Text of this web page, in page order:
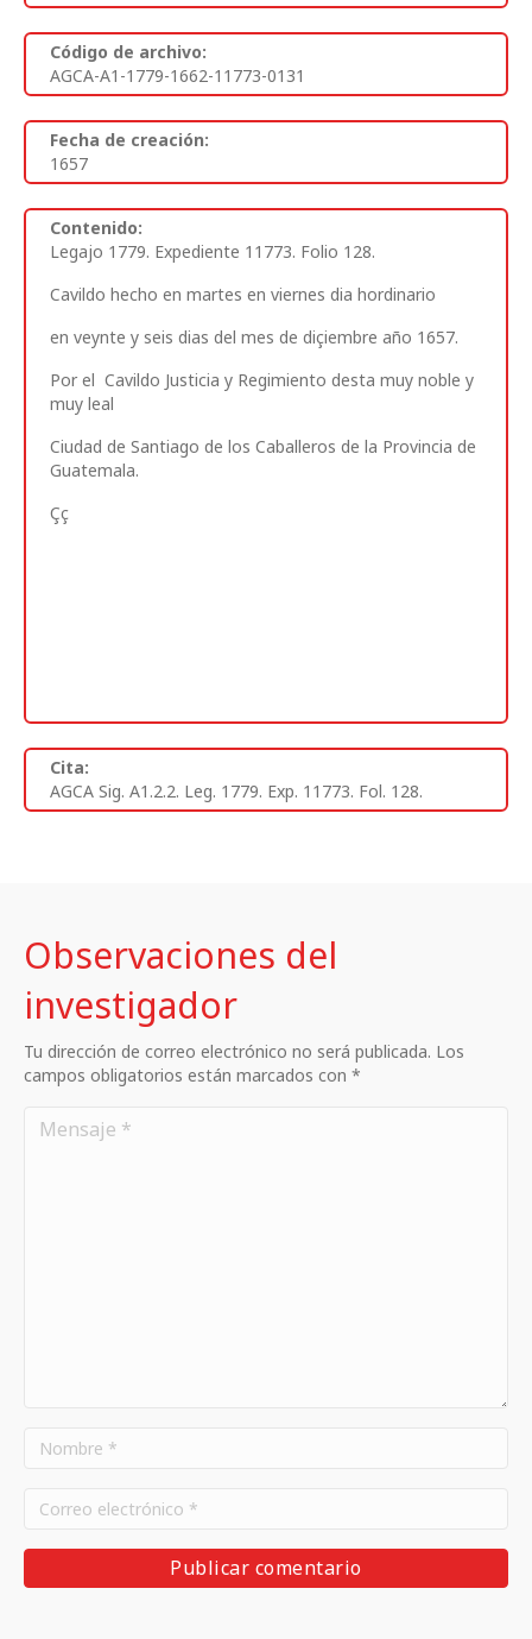
Código de archivo:
AGCA-A1-1779-1662-11773-0131
Fecha de creación:
1657
Contenido:
Legajo 1779. Expediente 11773. Folio 128.
Cavildo hecho en martes en viernes dia hordinario
en veynte y seis dias del mes de diçiembre año 1657.
Por el Cavildo Justicia y Regimiento desta muy noble y
muy leal
Ciudad de Santiago de los Caballeros de la Provincia de
Guatemala.
Çç
Cita:
AGCA Sig. A1.2.2. Leg. 1779. Exp. 11773. Fol. 128.
Observaciones del
investigador
Tu dirección de correo electrónico no será publicada. Los
campos obligatorios están marcados con *